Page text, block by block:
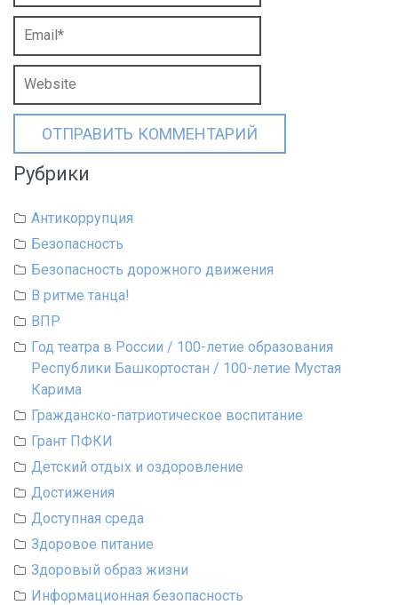
Рубрики
Антикоррупция
Безопасность
Безопасность дорожного движения
В ритме танца!
ВПР
Год театра в России / 100-летие образования
Республики Башкортостан / 100-летие Мустая
Карима
Гражданско-патриотическое воспитание
Грант ПФКИ
Детский отдых и оздоровление
Достижения
Доступная среда
Здоровое питание
Здоровый образ жизни
Информационная безопасность